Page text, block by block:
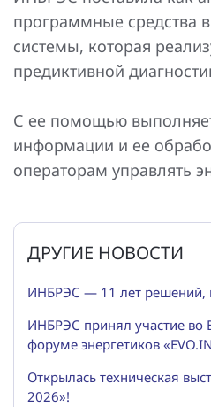
программные средства в
системы, которая
предиктивной
С ее помощью
информации и ее
операторам управлять
ДРУГИЕ НОВОСТИ
ИНБРЭС — 11 лет решений,
ИНБРЭС принял участие во
форуме энергетиков
Открылась техническая
2026»!